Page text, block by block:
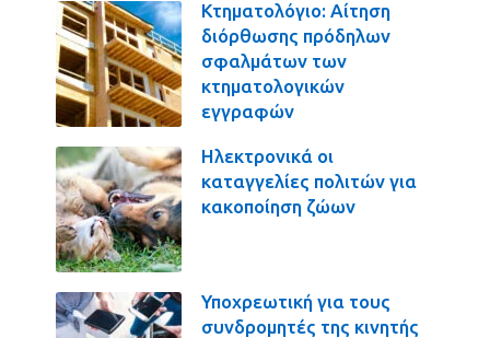
Κτηματολόγιο: Αίτηση
διόρθωσης πρόδηλων
σφαλμάτων των
κτηματολογικών
εγγραφών
Ηλεκτρονικά οι
καταγγελίες πολιτών για
κακοποίηση ζώων
Υποχρεωτική για τους
συνδρομητές της κινητής